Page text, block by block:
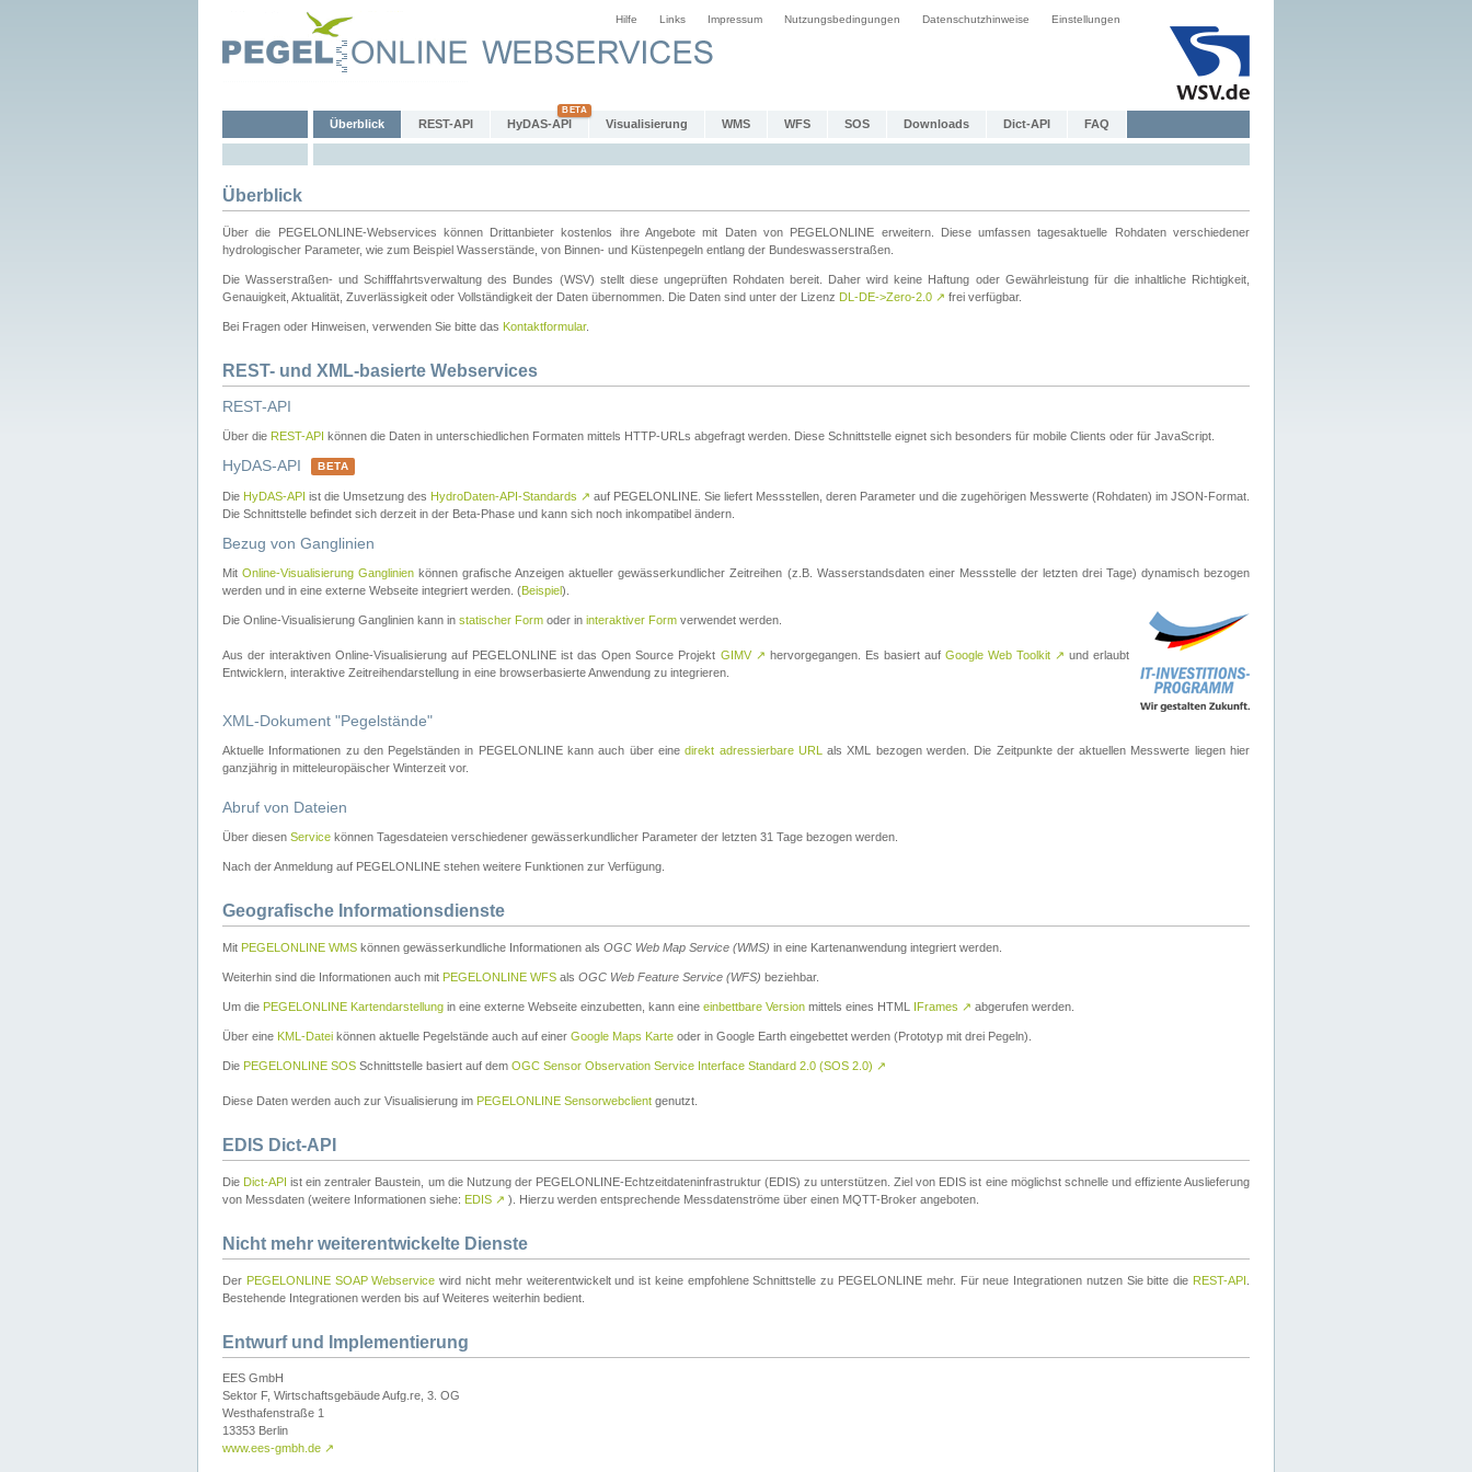
Hilfe Links Impressum Nutzungsbedingungen Datenschutzhinweise Einstellungen
Überblick REST-API HyDAS-API Visualisierung WMS WFS SOS Downloads Dict-API FAQ
Überblick
Über die PEGELONLINE-Webservices können Drittanbieter kostenlos ihre Angebote mit Daten von PEGELONLINE erweitern. Diese umfassen tagesaktuelle Rohdaten verschiedener
hydrologischer Parameter, wie zum Beispiel Wasserstände, von Binnen- und Küstenpegeln entlang der Bundeswasserstraßen.
Die Wasserstraßen- und Schifffahrtsverwaltung des Bundes (WSV) stellt diese ungeprüften Rohdaten bereit. Daher wird keine Haftung oder Gewährleistung für die inhaltliche Richtigkeit,
Genauigkeit, Aktualität, Zuverlässigkeit oder Vollständigkeit der Daten übernommen. Die Daten sind unter der Lizenz DL-DE->Zero-2.0 ↗ frei verfügbar.
Bei Fragen oder Hinweisen, verwenden Sie bitte das Kontaktformular.
REST- und XML-basierte Webservices
REST-API
Über die REST-API können die Daten in unterschiedlichen Formaten mittels HTTP-URLs abgefragt werden. Diese Schnittstelle eignet sich besonders für mobile Clients oder für JavaScript.
HyDAS-API BETA
Die HyDAS-API ist die Umsetzung des HydroDaten-API-Standards ↗ auf PEGELONLINE. Sie liefert Messstellen, deren Parameter und die zugehörigen Messwerte (Rohdaten) im JSON-Format.
Die Schnittstelle befindet sich derzeit in der Beta-Phase und kann sich noch inkompatibel ändern.
Bezug von Ganglinien
MitOnline-Visualisierung Ganglinien können grafische Anzeigen aktueller gewässerkundlicher Zeitreihen (z.B. Wasserstandsdaten einer Messstelle der letzten drei Tage) dynamisch bezogen
werden und in eine externe Webseite integriert werden. (Beispiel).
Die Online-Visualisierung Ganglinien kann in statischer Form oder in interaktiver Form verwendet werden.
Aus der interaktiven Online-Visualisierung auf PEGELONLINE ist das Open Source Projekt GIMV ↗ hervorgegangen. Es basiert auf Google Web Toolkit ↗ und erlaubt
Entwicklern, interaktive Zeitreihendarstellung in eine browserbasierte Anwendung zu integrieren.
XML-Dokument "Pegelstände"
Aktuelle Informationen zu den Pegelständen in PEGELONLINE kann auch über einedirekt adressierbare URL
als XML bezogen werden. Die Zeitpunkte der aktuellen Messwerte liegen hier
ganzjährig in mitteleuropäischer Winterzeit vor.
Abruf von Dateien
Über diesen Service können Tagesdateien verschiedener gewässerkundlicher Parameter der letzten 31 Tage bezogen werden.
Nach der Anmeldung auf PEGELONLINE stehen weitere Funktionen zur Verfügung.
Geografische Informationsdienste
Mit PEGELONLINE WMS können gewässerkundliche Informationen als OGC Web Map Service (WMS) in eine Kartenanwendung integriert werden.
Weiterhin sind die Informationen auch mit PEGELONLINE WFS als OGC Web Feature Service (WFS) beziehbar.
Um die PEGELONLINE Kartendarstellung in eine externe Webseite einzubetten, kann eine einbettbare Version mittels eines HTML IFrames ↗ abgerufen werden.
Über eine KML-Datei können aktuelle Pegelstände auch auf einer Google Maps Karte oder in Google Earth eingebettet werden (Prototyp mit drei Pegeln).
Die PEGELONLINE SOS Schnittstelle basiert auf dem OGC Sensor Observation Service Interface Standard 2.0 (SOS 2.0) ↗
Diese Daten werden auch zur Visualisierung im PEGELONLINE Sensorwebclient genutzt.
EDIS Dict-API
Die Dict-API ist ein zentraler Baustein, um die Nutzung der PEGELONLINE-Echtzeitdateninfrastruktur (EDIS) zu unterstützen. Ziel von EDIS ist eine möglichst schnelle und effiziente Auslieferung
von Messdaten (weitere Informationen siehe: EDIS ↗ ). Hierzu werden entsprechende Messdatenströme über einen MQTT-Broker angeboten.
Nicht mehr weiterentwickelte Dienste
Der PEGELONLINE SOAP Webservice wird nicht mehr weiterentwickelt und ist keine empfohlene Schnittstelle zu PEGELONLINE mehr. Für neue Integrationen nutzen Sie bitte die REST-API
Bestehende Integrationen werden bis auf Weiteres weiterhin bedient.
Entwurf und Implementierung
EES GmbH
Sektor F, Wirtschaftsgebäude Aufg.re, 3. OG
Westhafenstraße 1
13353 Berlin
www.ees-gmbh.de ↗